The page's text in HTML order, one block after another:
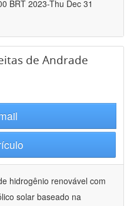
BRT 2023-Thu Dec 31
de Andrade
hidrogênio renovável com
solar baseado na